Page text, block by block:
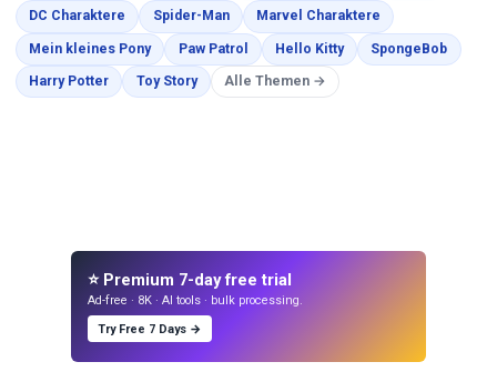
DC Charaktere Malvorlagen
Spider-ManMalvorlagen
Marvel CharaktereMalvorlagen
Mein kleines PonyMalvorlagen
Paw Patrol Malvorlagen
Hello KittyMalvorlagen
SpongeBob
Harry PotterMalvorlagen
Toy StoryMalvorlagen
Alle Themen →
⭐ Premium 7-day free trial
Ad-free · 8K · AI tools · bulk processing.
Try Free 7 Days →